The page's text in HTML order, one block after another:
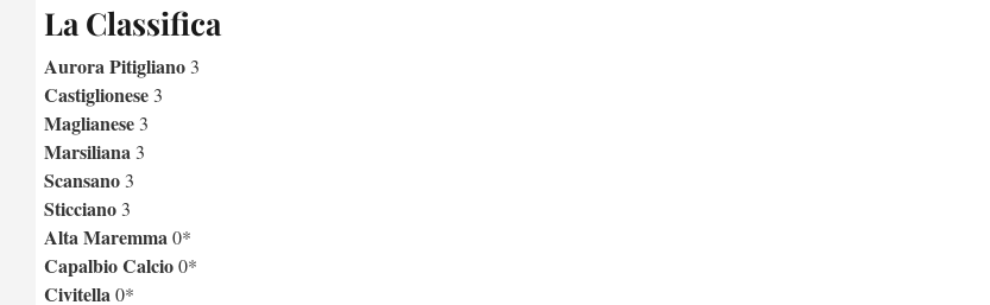
La Classifica
Aurora Pitigliano 3
Castiglionese 3
Maglianese 3
Marsiliana 3
Scansano 3
Sticciano 3
Alta Maremma0*
Capalbio Calcio0*
Civitella0*